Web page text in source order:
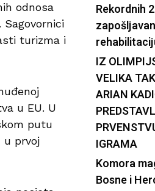
odnosa
turizma i
u EU. U
putu
u prvoj
Rekordnih
IZ
VELIKA
ARIAN
IGRAMA
Komora
Bosne i